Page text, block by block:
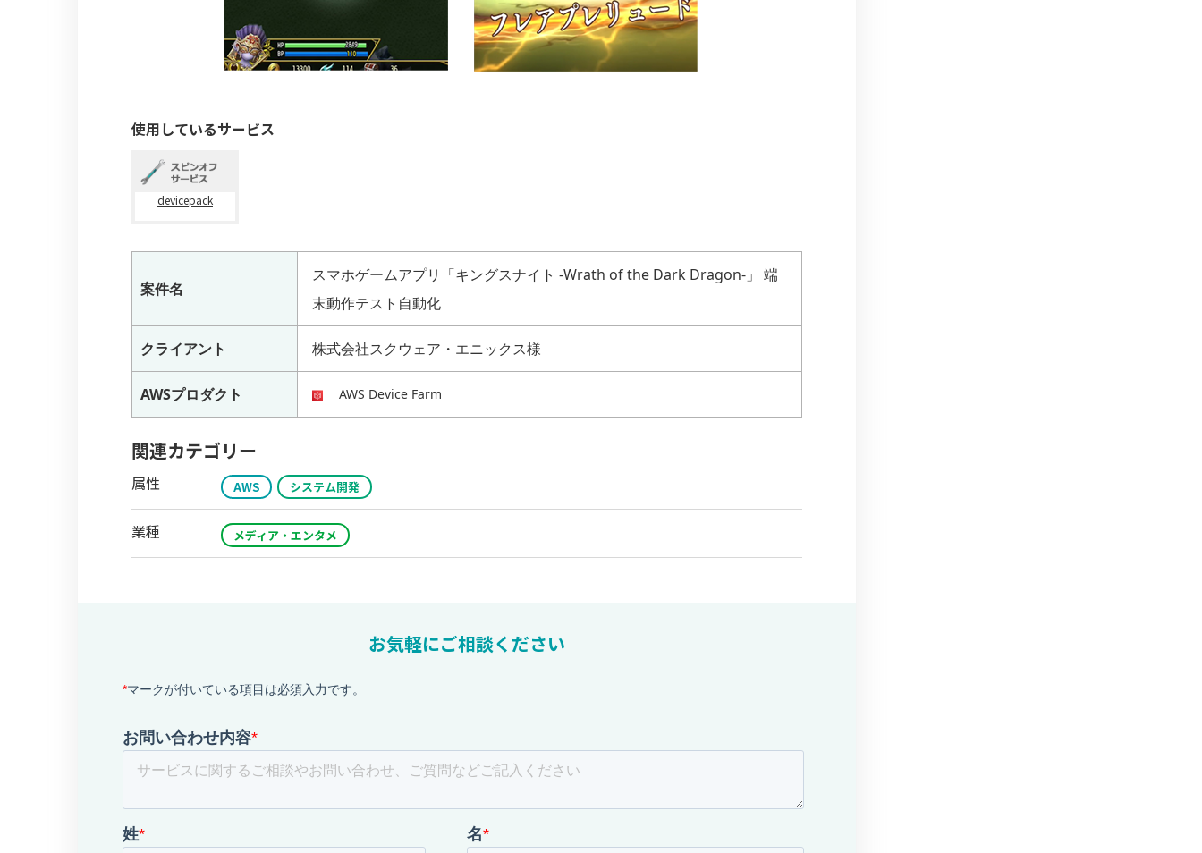
使用しているサービス
devicepack
案件名
スマホゲームアプリ「キングスナイト -Wrath of the Dark Dragon-」 端
末動作テスト自動化
クライアント 株式会社スクウェア・エニックス様
AWSプロダクト AWS Device Farm
関連カテゴリー
属性 AWS システム開発
業種 メディア・エンタメ
お気軽にご相談ください